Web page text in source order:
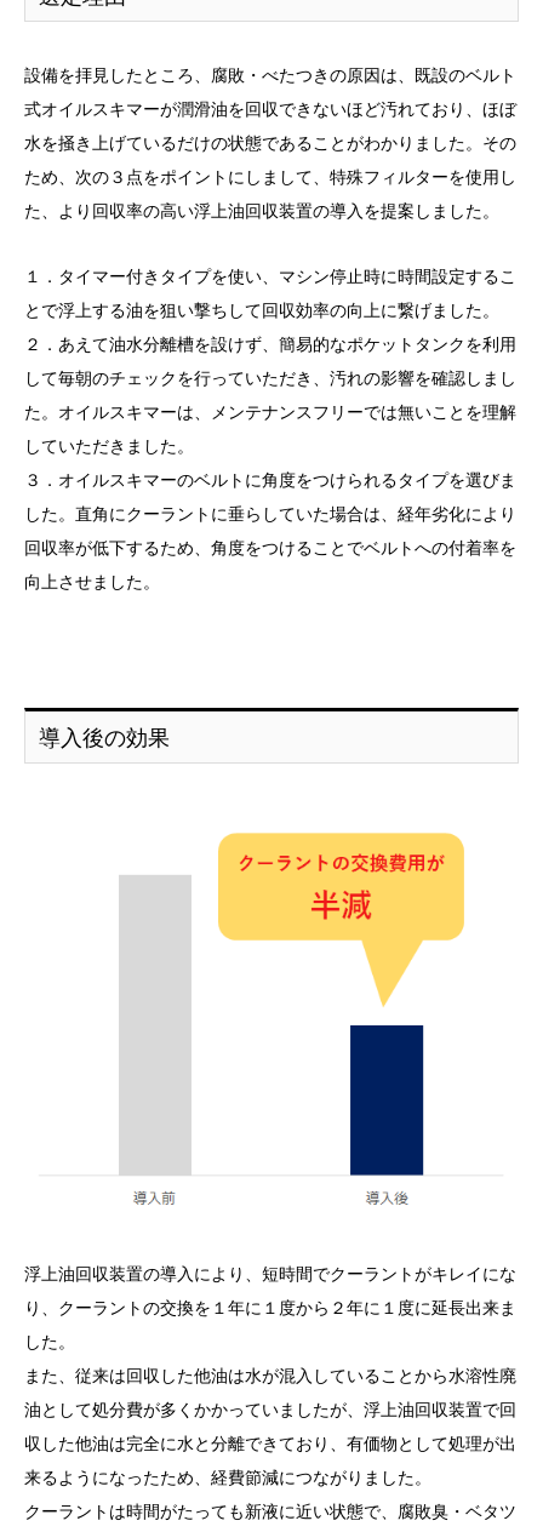
設備を拝見したところ、腐敗・べたつきの原因は、既設のベルト
式オイルスキマーが潤滑油を回収できないほど汚れており、ほぼ
水を掻き上げているだけの状態であることがわかりました。その
ため、次の３点をポイントにしまして、特殊フィルターを使用し
た、より回収率の高い浮上油回収装置の導入を提案しました。
１．タイマー付きタイプを使い、マシン停止時に時間設定するこ
とで浮上する油を狙い撃ちして回収効率の向上に繋げました。
２．あえて油水分離槽を設けず、簡易的なポケットタンクを利用
して毎朝のチェックを行っていただき、汚れの影響を確認しまし
た。オイルスキマーは、メンテナンスフリーでは無いことを理解
していただきました。
３．オイルスキマーのベルトに角度をつけられるタイプを選びま
した。直角にクーラントに垂らしていた場合は、経年劣化により
回収率が低下するため、角度をつけることでベルトへの付着率を
向上させました。
導入後の効果
浮上油回収装置の導入により、短時間でクーラントがキレイにな
り、クーラントの交換を１年に１度から２年に１度に延長出来ま
した。
また、従来は回収した他油は水が混入していることから水溶性廃
油として処分費が多くかかっていましたが、浮上油回収装置で回
収した他油は完全に水と分離できており、有価物として処理が出
来るようになったため、経費節減につながりました。
クーラントは時間がたっても新液に近い状態で、腐敗臭・ベタツ